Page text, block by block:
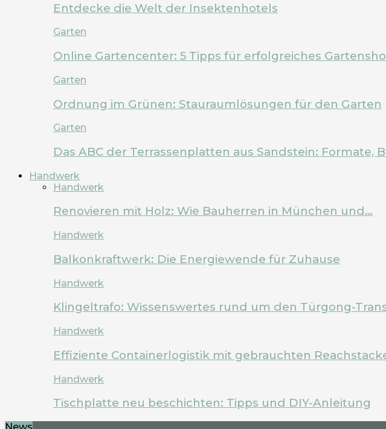
Entdecke die Welt der Insektenhotels
Garten
Online Gartencenter: 5 Tipps für erfolgreiches
Garten
Ordnung im Grünen: Stauraumlösungen für den Garten
Garten
Das ABC der Terrassenplatten aus Sandstein: Formate,
Handwerk
Handwerk
Renovieren mit Holz: Wie Bauherren in München und…
Handwerk
Balkonkraftwerk: Die Energiewende für Zuhause
Handwerk
Klingeltrafo: Wissenswertes rund um den Türgong-
Handwerk
Effiziente Containerlogistik mit gebrauchten
Handwerk
Tischplatte neu beschichten: Tipps und DIY-Anleitung